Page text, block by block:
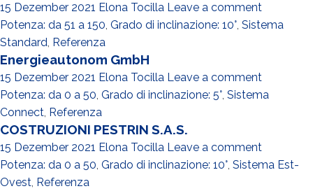
15 Dezember 2021 Elona Tocilla Leave a comment
Potenza: da 51 a 150, Grado di inclinazione: 10°, Sistema
Standard, Referenza
Energieautonom GmbH
15 Dezember 2021 Elona Tocilla Leave a comment
Potenza: da 0 a 50, Grado di inclinazione: 5°, Sistema
Connect, Referenza
COSTRUZIONI PESTRIN S.A.S.
15 Dezember 2021 Elona Tocilla Leave a comment
Potenza: da 0 a 50, Grado di inclinazione: 10°, Sistema Est-
Ovest, Referenza